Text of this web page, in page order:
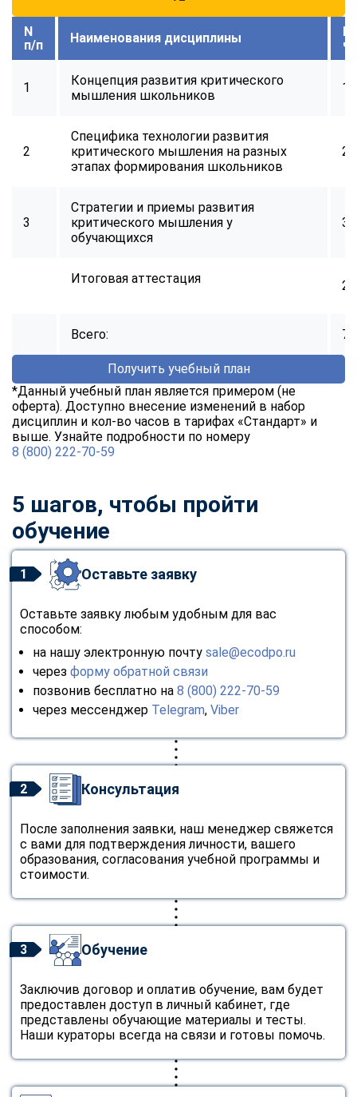
N
п/п
Наименования дисциплины
1
Концепция развития критического
мышления школьников
14
2
Специфика технологии развития
критического мышления на разных
этапах формирования школьников
24
3
Стратегии и приемы развития
критического мышления у
обучающихся
32
Итоговая аттестация 2
Всего: 72
Получить учебный план
*Данный учебный план является примером (не
оферта). Доступно внесение изменений в набор
дисциплин и кол-во часов в тарифах «Стандарт» и
выше. Узнайте подробности по номеру
8 (800) 222-70-59
5 шагов, чтобы пройти
обучение
1 Оставьте заявку
Оставьте заявку любым удобным для вас
способом:
на нашу электронную почту sale@ecodpo.ru
через форму обратной связи
позвонив бесплатно на 8 (800) 222-70-59
через мессенджер Telegram, Viber
2 Консультация
После заполнения заявки, наш менеджер свяжется
с вами для подтверждения личности, вашего
образования, согласования учебной программы и
стоимости.
3 Обучение
Заключив договор и оплатив обучение, вам будет
предоставлен доступ в личный кабинет, где
представлены обучающие материалы и тесты.
Наши кураторы всегда на связи и готовы помочь.